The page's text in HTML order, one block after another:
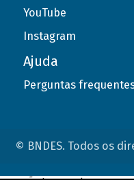
YouTube
Instagram
Ajuda
Perguntas
© BNDES. Todos os